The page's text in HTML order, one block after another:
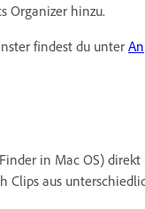
Organizer hinzu.
findest du unter
in Mac OS)
aus